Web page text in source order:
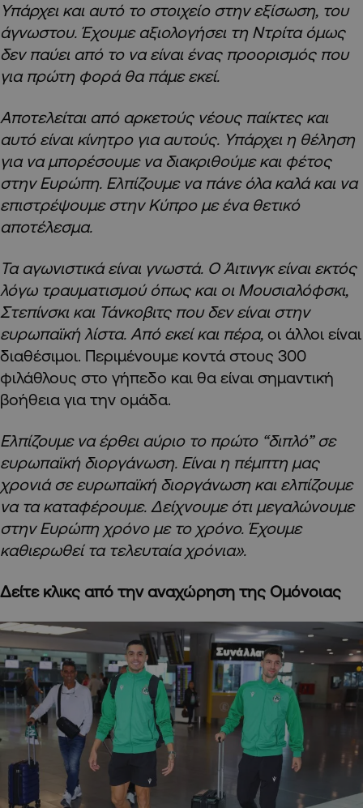
Υπάρχει και αυτό το στοιχείο στην εξίσωση, του
άγνωστου. Έχουμε αξιολογήσει τη Ντρίτα όμως
δεν παύει από το να είναι ένας προορισμός που
για πρώτη φορά θα πάμε εκεί.
Αποτελείται από αρκετούς νέους παίκτες και
αυτό είναι κίνητρο για αυτούς. Υπάρχει η θέληση
για να μπορέσουμε να διακριθούμε και φέτος
στην Ευρώπη. Ελπίζουμε να πάνε όλα καλά και να
επιστρέψουμε στην Κύπρο με ένα θετικό
αποτέλεσμα.
Τα αγωνιστικά είναι γνωστά. Ο Άιτινγκ είναι εκτός
λόγω τραυματισμού όπως και οι Μουσιαλόφσκι,
Στεπίνσκι και Τάνκοβιτς που δεν είναι στην
ευρωπαϊκή λίστα. Από εκεί και πέρα, οι άλλοι είναι
διαθέσιμοι. Περιμένουμε κοντά στους 300
φιλάθλους στο γήπεδο και θα είναι σημαντική
βοήθεια για την ομάδα.
Ελπίζουμε να έρθει αύριο το πρώτο “διπλό” σε
ευρωπαϊκή διοργάνωση. Είναι η πέμπτη μας
χρονιά σε ευρωπαϊκή διοργάνωση και ελπίζουμε
να τα καταφέρουμε. Δείχνουμε ότι μεγαλώνουμε
στην Ευρώπη χρόνο με το χρόνο. Έχουμε
καθιερωθεί τα τελευταία χρόνια».
Δείτε κλικς από την αναχώρηση της Ομόνοιας